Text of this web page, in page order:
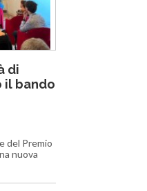
di
il bando
del Premio
nuova